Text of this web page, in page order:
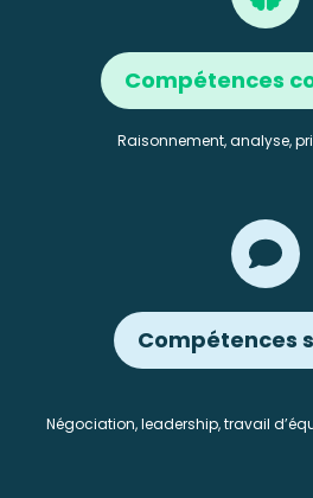
Compétences
Raisonnement, analyse,
Compétences
Négociation, leadership, travail